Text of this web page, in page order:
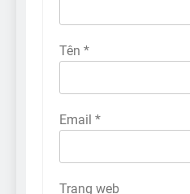
Tên *
Email *
Trang web